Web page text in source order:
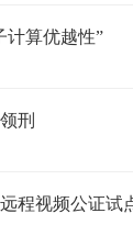
计算优越性”
刑
程视频公证试